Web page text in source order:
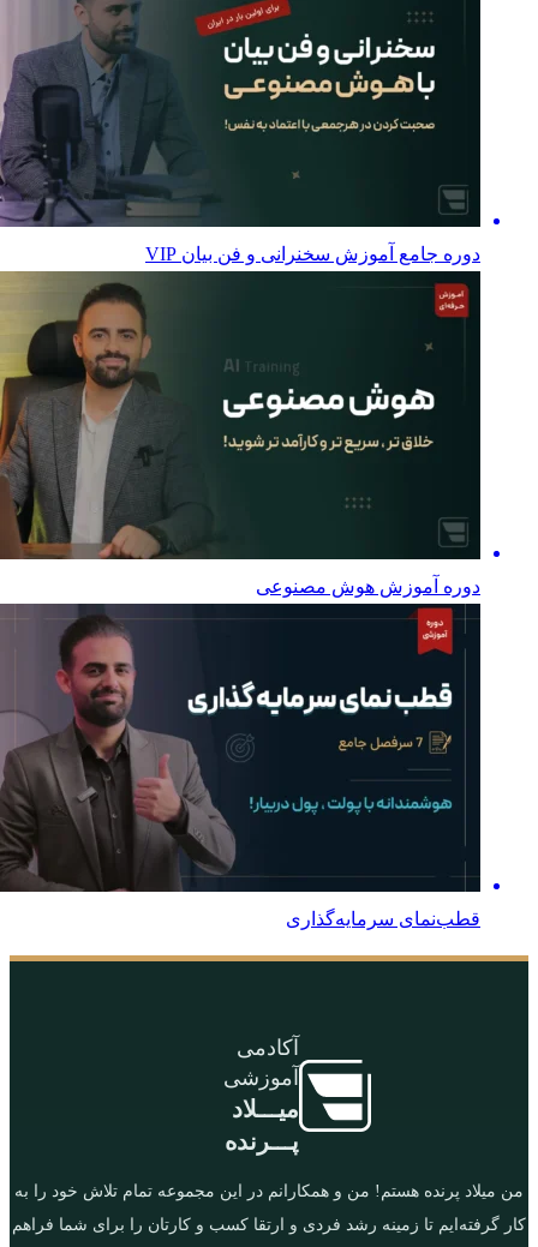
دوره جامع آموزش سخنرانی و فن بیان VIP
دوره آموزش هوش مصنوعی
قطب‌نمای سرمایه‌گذاری
آکادمی
آموزشی
میـــلاد
پـــرنده
من میلاد پرنده هستم! من و همکارانم در این مجموعه تمام تلاش خود را به
کار گرفته‌ایم تا زمینه رشد فردی و ارتقا کسب و کارتان را برای شما فراهم